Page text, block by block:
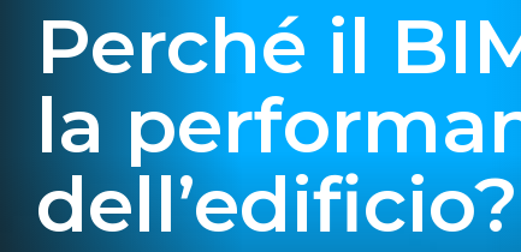
Perché il
la
dell’edificio?